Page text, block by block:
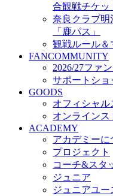
練習拠点（ナ
SCHOOL
2026/27 パー
パートナー募
クラブ理念
クラブ情報
サステナビリ
Web制作支援
応援プロジェ
合観戦チケッ
奈良クラブ明
「鹿パス」
観戦ルール＆
FANCOMMUNITY
2026/27ファ
サポートショ
GOODS
オフィシャル
オンラインス
ACADEMY
アカデミーに
プロジェクト
コーチ&スタ
ジュニア
ジュニアユー